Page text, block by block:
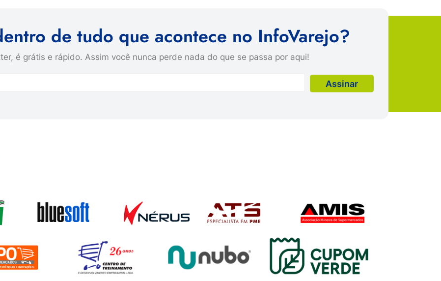
de tudo que acontece no InfoVarejo?
é grátis e rápido. Assim você nunca perde nada do que se passa por aqui!